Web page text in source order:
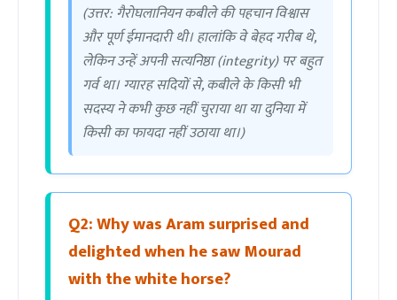
(उत्तर: गैरोघलानियन कबीले की पहचान विश्वास
और पूर्ण ईमानदारी थी। हालांकि वे बेहद गरीब थे,
लेकिन उन्हें अपनी सत्यनिष्ठा (integrity) पर बहुत
गर्व था। ग्यारह सदियों से, कबीले के किसी भी
सदस्य ने कभी कुछ नहीं चुराया था या दुनिया में
किसी का फायदा नहीं उठाया था।)
Q2: Why was Aram surprised and
delighted when he saw Mourad
with the white horse?